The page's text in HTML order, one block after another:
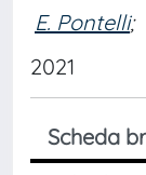
E. Pontelli;
2021
Scheda